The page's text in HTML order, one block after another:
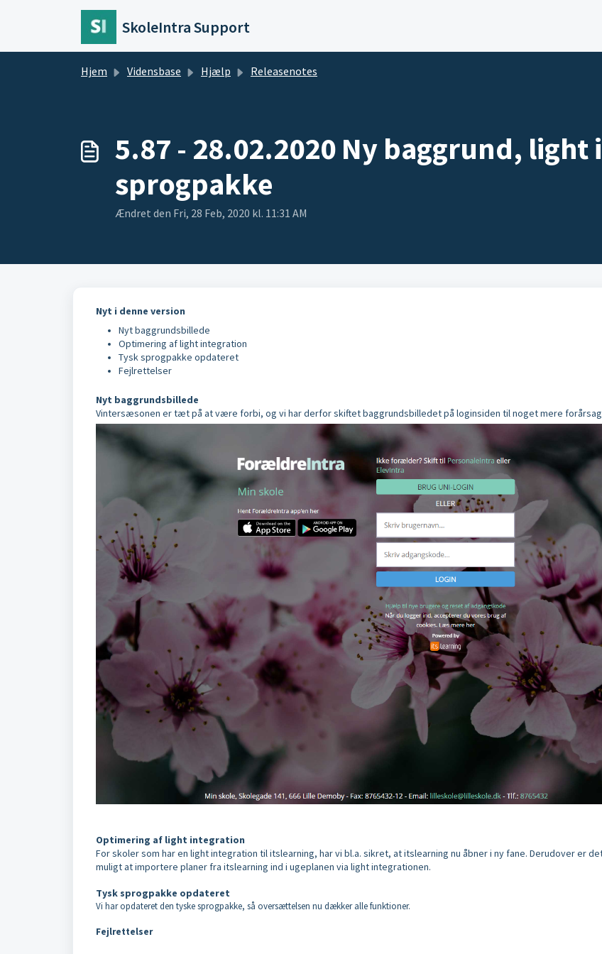
Gå til hovedindhold
SkoleIntra Support
Hjem Vidensbase Hjælp Releasenotes
5.87 - 28.02.2020 Ny baggrund,
sprogpakke
Ændret den Fri, 28 Feb, 2020 kl. 11:31 AM
Nyt i denne version
Nyt baggrundsbillede
Optimering af light integration
Tysk sprogpakke opdateret
Fejlrettelser
Nyt baggrundsbillede
Vintersæsonen er tæt på at være forbi, og vi har derfor skiftet baggrundsbilledet på loginsiden til noget mere
Optimering af light integration
For skoler som har en light integration til itslearning, har vi bl.a. sikret, at itslearning nu åbner i ny fane. Derudover er
muligt at importere planer fra itslearning ind i ugeplanen via light integrationen.
Tysk sprogpakke opdateret
Vi har opdateret den tyske sprogpakke, så oversættelsen nu dækker alle funktioner.
Fejlrettelser